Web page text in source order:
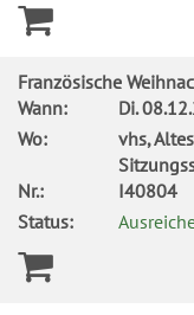
Französische
Wann:
Di.
Wo:
vhs,
Nr.:
I40804
Status: